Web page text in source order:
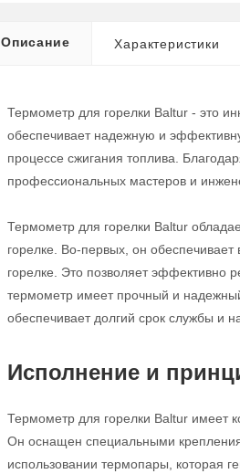
Описание Характеристики
Термометр для горелки Baltur - это
обеспечивает надежную и
процессе сжигания топлива.
профессиональных мастеров и
Термометр для горелки Baltur
горелке. Во-первых, он
горелке. Это позволяет эффективно
термометр имеет прочный и
обеспечивает долгий срок службы и
Исполнение и
Термометр для горелки Baltur имеет
Он оснащен специальными
использовании термопары, которая